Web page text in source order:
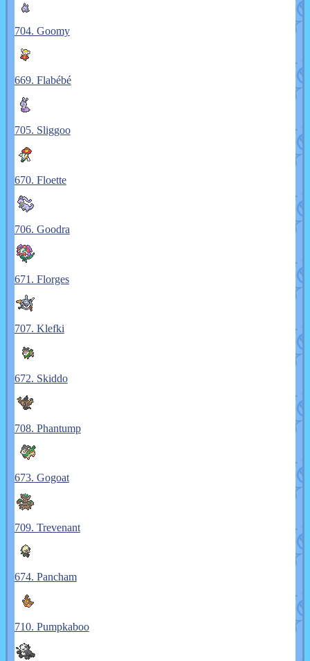
704. Goomy
669. Flabébé
705. Sliggoo
670. Floette
706. Goodra
671. Florges
707. Klefki
672. Skiddo
708. Phantump
673. Gogoat
709. Trevenant
674. Pancham
710. Pumpkaboo